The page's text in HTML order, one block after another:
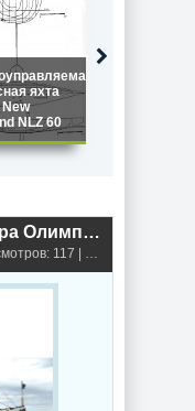
яхта
New
NLZ 60
Чертёж модели Крейсера Олимпия / cruiser USS OLYMPIA для сборки и историческая справка
117 | Крейсеры